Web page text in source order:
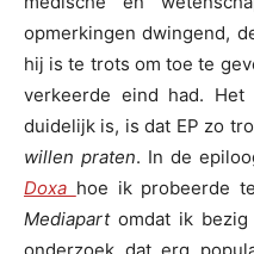
opmerkingen dwingend,
hij is te trots om toe te
verkeerde eind had.
duidelijk is, is dat EP zo
willen praten. In de
Doxa hoe ik probeerde
Mediapartomdat ik bezig